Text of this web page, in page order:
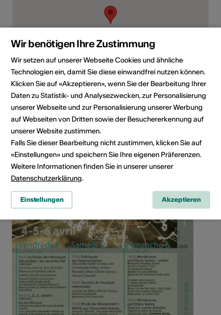
Route Cantonale 5, 1890 Saint-Maurice
Route planen
ÖV Fahrplan
Wir benötigen Ihre Zustimmung
Wir setzen auf unserer Webseite Cookies und ähnliche
Technologien ein, damit Sie diese einwandfrei nutzen können.
Klicken Sie auf «Akzeptieren», wenn Sie der Bearbeitung Ihrer
Daten zu Statistik- und Analysezwecken, zur Personalisierung
unserer Webseite und zur Personalisierung unserer Werbung
auf Webseiten von Dritten sowie der Besuchererkennung auf
unserer Website zustimmen.
Falls Sie dieser Bearbeitung nicht zustimmen, klicken Sie auf
«Einstellungen» und speichern Sie Ihre eigenen Präferenzen.
Weitere Informationen finden Sie in unserer unserer
Datenschutzerklärung.
Einstellungen Akzeptieren